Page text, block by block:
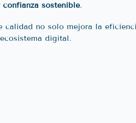
confianza sostenible.
no solo mejora la
digital.